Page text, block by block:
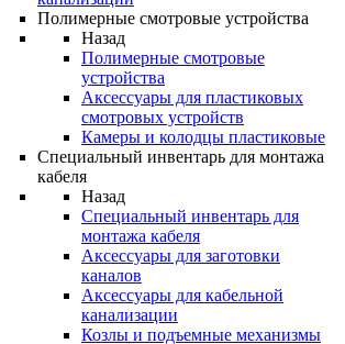
Полимерные смотровые устройства
Назад
Полимерные смотровые
устройства
Аксессуары для пластиковых
смотровых устройств
Камеры и колодцы пластиковые
Специальный инвентарь для монтажа
кабеля
Назад
Специальный инвентарь для
монтажа кабеля
Аксессуары для заготовки
каналов
Аксессуары для кабельной
канализации
Козлы и подъемные механизмы